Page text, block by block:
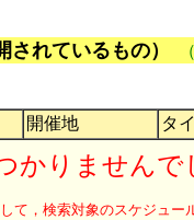
れているもの）
開催地 タ
かりませんで
て，検索対象のスケジュー